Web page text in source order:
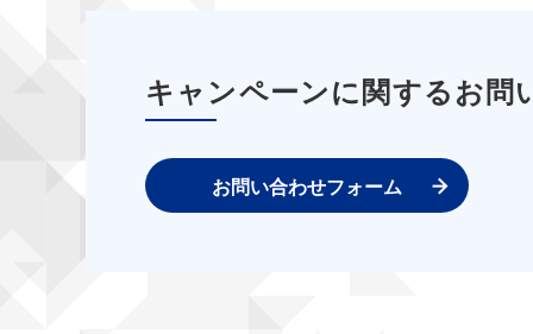
キャンペーンに関するお問
お問い合わせフォーム